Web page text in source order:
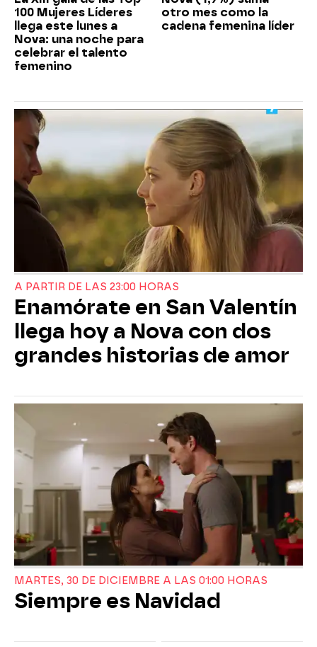
100 Mujeres Líderes
llega este lunes a
Nova: una noche para
celebrar el talento
femenino
otro mes como la
cadena femenina líder
A PARTIR DE LAS 23:00 HORAS
Enamórate en San Valentín
llega hoy a Nova con dos
grandes historias de amor
MARTES, 30 DE DICIEMBRE A LAS 01:00 HORAS
Siempre es Navidad